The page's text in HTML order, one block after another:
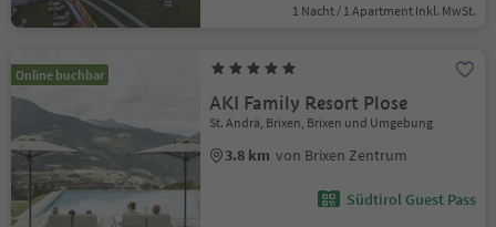
1 Nacht / 1 Apartment Inkl. MwSt.
Online buchbar
AKI Family Resort Plose
St. Andrä, Brixen, Brixen und Umgebung
3.8 km von Brixen Zentrum
Südtirol Guest Pass